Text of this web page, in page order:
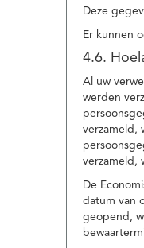
Deze
Er kunnen
4.6.
Al uw
werden
verzameld,
verzameld,
De
datum van
geopend,